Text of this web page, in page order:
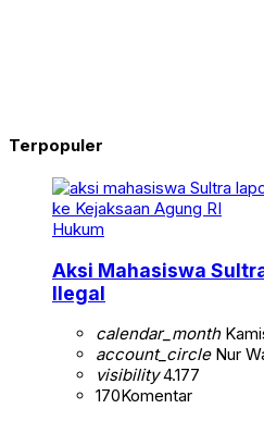
Terpopuler
Hukum
Aksi Mahasiswa
Ilegal
calendar_month
account_circleNur
visibility4.177
170Komentar